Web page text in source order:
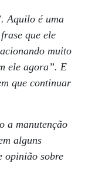
Aquilo é uma
que ele
muito
ele agora”. E
que continuar
a manutenção
alguns
opinião sobre